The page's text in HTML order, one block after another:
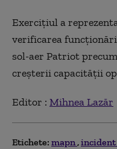
Exercițiul a
verificarea
sol-aer Patriot
creşterii capacităţii
Editor : Mihnea Lazăr
Etichete: mapn incident